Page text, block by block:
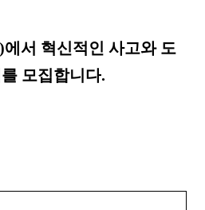
)에서 혁신적인 사고와 도
모집합니다.